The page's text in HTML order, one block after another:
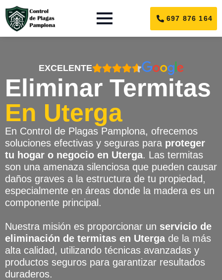
697 876 164
EXCELENTE
Eliminar Termitas
En Uterga
En Control de Plagas Pamplona, ofrecemos
soluciones efectivas y seguras para proteger
tu hogar o negocio en Uterga. Las termitas
son una amenaza silenciosa que pueden causar
daños graves a la estructura de tu propiedad,
especialmente en áreas donde la madera es un
componente principal.
Nuestra misión es proporcionar un servicio de
eliminación de termitas en Utergade la más
alta calidad, utilizando técnicas avanzadas y
productos seguros para garantizar resultados
duraderos.